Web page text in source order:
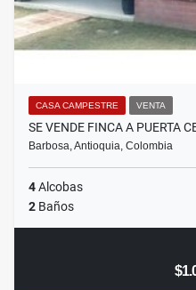
CASA CAMPESTRE VENTA
SE VENDE FINCA A PUERTA
Barbosa, Antioquia, Colombia
4Alcobas
2 Baños